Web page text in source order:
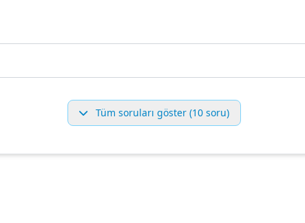
Tüm soruları göster (10 soru)